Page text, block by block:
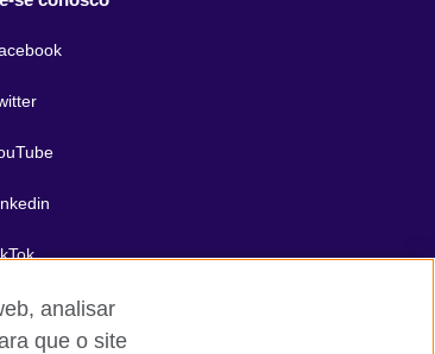
analisar
que o site